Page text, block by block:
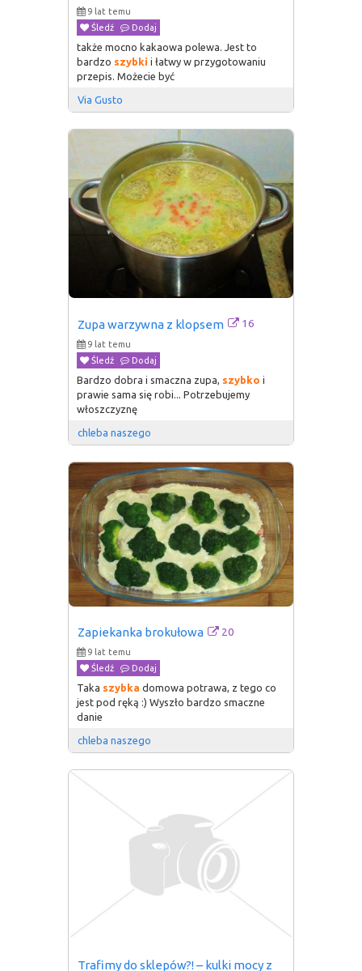
9 lat temu
Śledź
Dodaj
także mocno kakaowa polewa. Jest to
bardzo szybki i łatwy w przygotowaniu
przepis. Możecie być
Via Gusto
Zupa warzywna z klopsem 16
9 lat temu
Śledź
Dodaj
Bardzo dobra i smaczna zupa, szybko i
prawie sama się robi... Potrzebujemy
włoszczyznę
chleba naszego
Zapiekanka brokułowa 20
9 lat temu
Śledź
Dodaj
Taka szybka domowa potrawa, z tego co
jest pod ręką :) Wyszło bardzo smaczne
danie
chleba naszego
Trafimy do sklepów?! – kulki mocy z